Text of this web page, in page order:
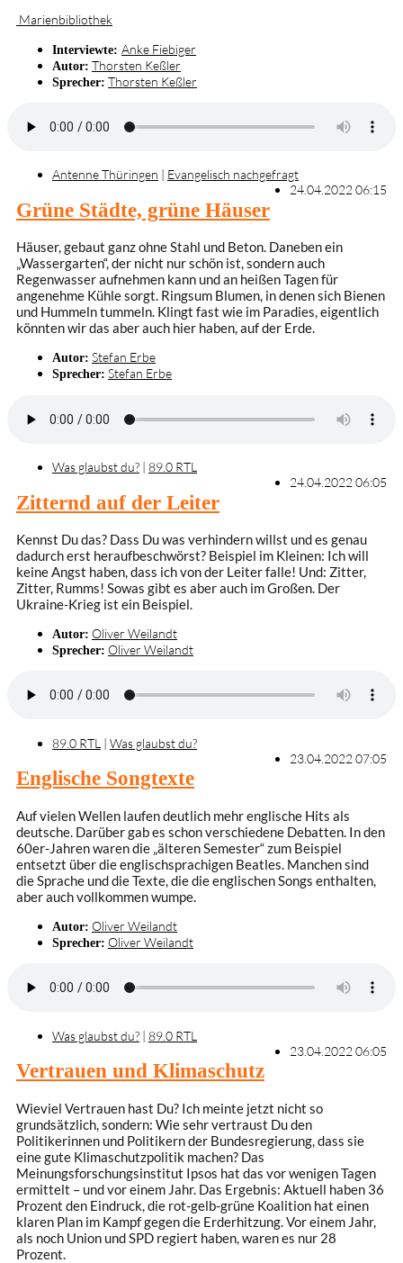
Marienbibliothek
Interviewte: Anke Fiebiger
Autor: Thorsten Keßler
Sprecher: Thorsten Keßler
Antenne Thüringen | Evangelisch nachgefragt
24.04.2022 06:15
Grüne Städte, grüne Häuser
Häuser, gebaut ganz ohne Stahl und Beton. Daneben ein
„Wassergarten“, der nicht nur schön ist, sondern auch
Regenwasser aufnehmen kann und an heißen Tagen für
angenehme Kühle sorgt. Ringsum Blumen, in denen sich Bienen
und Hummeln tummeln. Klingt fast wie im Paradies, eigentlich
könnten wir das aber auch hier haben, auf der Erde.
Autor: Stefan Erbe
Sprecher: Stefan Erbe
Was glaubst du? | 89.0 RTL
24.04.2022 06:05
Zitternd auf der Leiter
Kennst Du das? Dass Du was verhindern willst und es genau
dadurch erst heraufbeschwörst? Beispiel im Kleinen: Ich will
keine Angst haben, dass ich von der Leiter falle! Und: Zitter,
Zitter, Rumms! Sowas gibt es aber auch im Großen. Der
Ukraine-Krieg ist ein Beispiel.
Autor: Oliver Weilandt
Sprecher: Oliver Weilandt
89.0 RTL | Was glaubst du?
23.04.2022 07:05
Englische Songtexte
Auf vielen Wellen laufen deutlich mehr englische Hits als
deutsche. Darüber gab es schon verschiedene Debatten. In den
60er-Jahren waren die „älteren Semester“ zum Beispiel
entsetzt über die englischsprachigen Beatles. Manchen sind
die Sprache und die Texte, die die englischen Songs enthalten,
aber auch vollkommen wumpe.
Autor: Oliver Weilandt
Sprecher: Oliver Weilandt
Was glaubst du? | 89.0 RTL
23.04.2022 06:05
Vertrauen und Klimaschutz
Wieviel Vertrauen hast Du? Ich meinte jetzt nicht so
grundsätzlich, sondern: Wie sehr vertraust Du den
Politikerinnen und Politikern der Bundesregierung, dass sie
eine gute Klimaschutzpolitik machen? Das
Meinungsforschungsinstitut Ipsos hat das vor wenigen Tagen
ermittelt – und vor einem Jahr. Das Ergebnis: Aktuell haben 36
Prozent den Eindruck, die rot-gelb-grüne Koalition hat einen
klaren Plan im Kampf gegen die Erderhitzung. Vor einem Jahr,
als noch Union und SPD regiert haben, waren es nur 28
Prozent.